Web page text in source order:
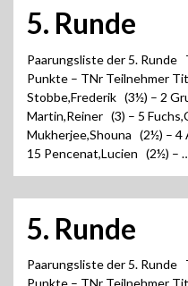
5. Runde
Paarungsliste der 5.
Punkte – TNr Teilnehmer
Stobbe,Frederik (3½) – 2
Martin,Reiner (3) – 5
Mukherjee,Shouna (2½) –
15 Pencenat,Lucien (2½) –
5. Runde
Paarungsliste der 5.
Punkte – TNr Teilnehmer